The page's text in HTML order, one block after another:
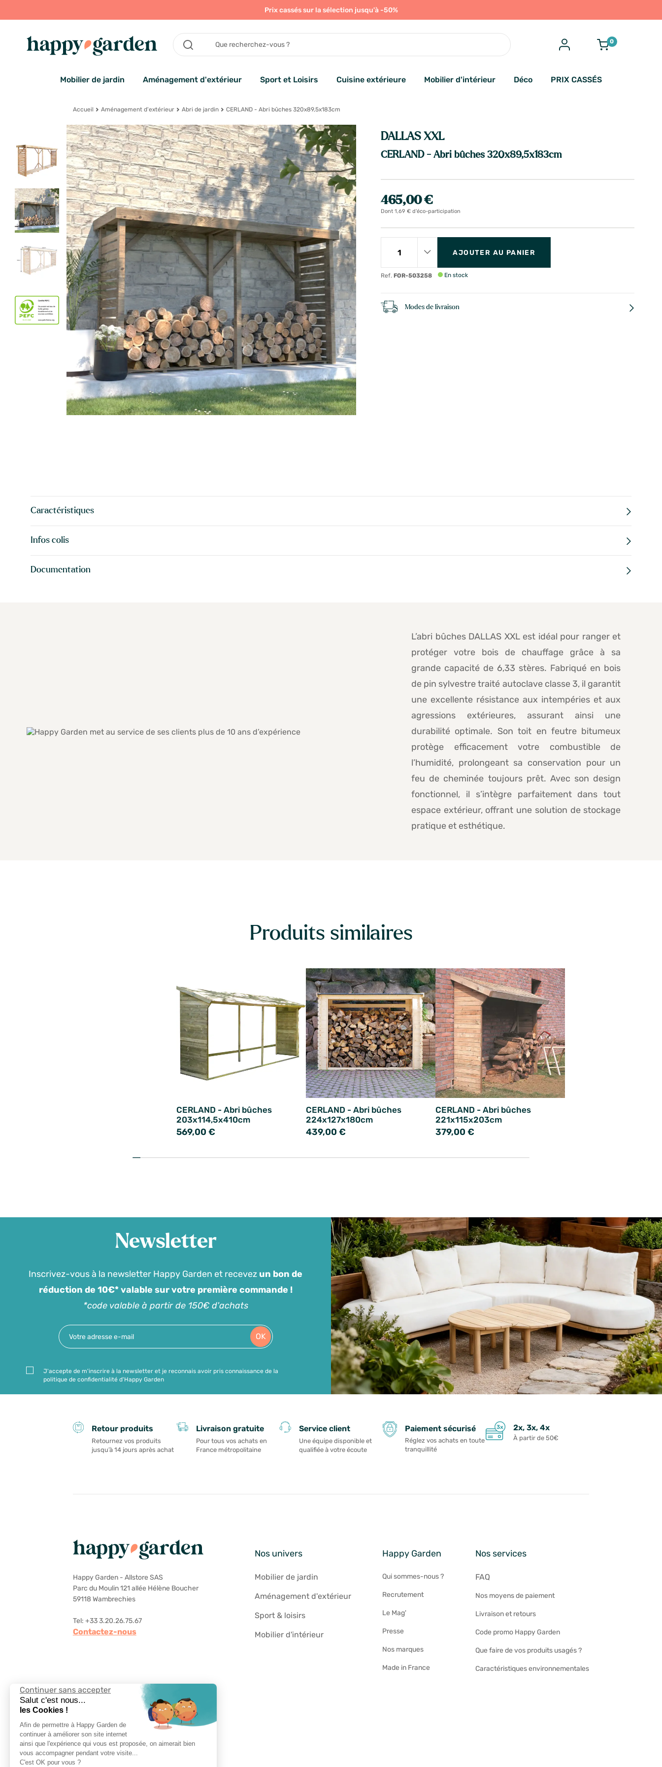
Continuer sans accepter
Salut c'est nous...
les Cookies !
Afin de permettre à Happy Garden de
continuer à améliorer son site internet
ainsi que l'expérience qui vous est proposée, on aimerait bien
vous accompagner pendant votre visite...
C'est OK pour vous ?
Prix cassés sur la sélection jusqu'à -50%
0
Mobilier de jardin Aménagement d'extérieur Sport et Loisirs Cuisine extérieure Mobilier d'intérieur Déco PRIX CASSÉS
Accueil Aménagement d'extérieur Abri de jardin CERLAND - Abri bûches 320x89,5x183cm
DALLAS XXL
CERLAND - Abri bûches 320x89,5x183cm
465,00 €
Dont 1,69 € d'éco-participation
Ref. FOR-503258
AJOUTER AU PANIER
En stock
Modes de livraison
Caractéristiques
Infos colis
Documentation
L’abri bûches DALLAS XXL est idéal pour ranger et
protéger votre bois de chauffage grâce à sa
grande capacité de 6,33 stères. Fabriqué en bois
de pin sylvestre traité autoclave classe 3, il garantit
une excellente résistance aux intempéries et aux
agressions extérieures, assurant ainsi une
durabilité optimale. Son toit en feutre bitumeux
protège efficacement votre combustible de
l’humidité, prolongeant sa conservation pour un
feu de cheminée toujours prêt. Avec son design
fonctionnel, il s’intègre parfaitement dans tout
espace extérieur, offrant une solution de stockage
pratique et esthétique.
Produits similaires
CERLAND - Abri bûches
203x114,5x410cm
569,00 €
CERLAND - Abri bûches
224x127x180cm
439,00 €
CERLAND - Abri bûches
221x115x203cm
379,00 €
Newsletter
Inscrivez-vous à la newsletter Happy Garden et recevez un bon de
réduction de 10€* valable sur votre première commande !
*code valable à partir de 150€ d'achats
OK
J'accepte de m'inscrire à la newsletter et je reconnais avoir pris connaissance de la
politique de confidentialité d'Happy Garden
Retour produits
Retournez vos produits
jusqu’à 14 jours après achat
Livraison gratuite
Pour tous vos achats en
France métropolitaine
Service client
Une équipe disponible et
qualifiée à votre écoute
Paiement sécurisé
Réglez vos achats en toute
tranquillité
2x, 3x, 4x
À partir de 50€
Happy Garden - Allstore SAS
Parc du Moulin 121 allée Hélène Boucher
59118 Wambrechies
Tel: +33 3.20.26.75.67
Contactez-nous
Nos univers
Mobilier de jardin
Aménagement d'extérieur
Sport & loisirs
Mobilier d'intérieur
Happy Garden
Qui sommes-nous ?
Recrutement
Le Mag'
Presse
Nos marques
Made in France
Nos services
FAQ
Nos moyens de paiement
Livraison et retours
Code promo Happy Garden
Que faire de vos produits usagés ?
Caractéristiques environnementales
Suivez-nous
Choisir la langue